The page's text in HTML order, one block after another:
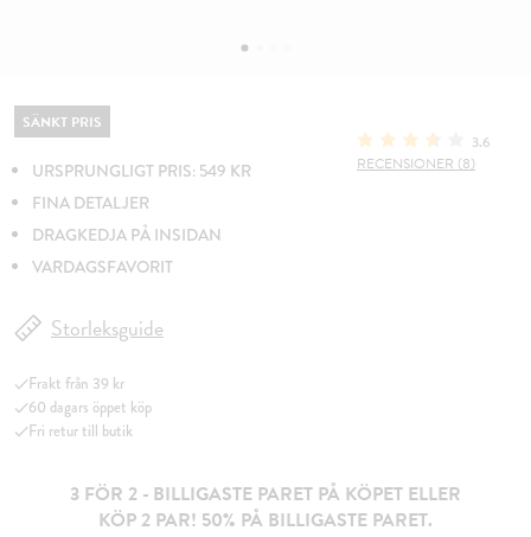
SÄNKT PRIS
URSPRUNGLIGT PRIS: 549 KR
FINA DETALJER
DRAGKEDJA PÅ INSIDAN
VARDAGSFAVORIT
3.6
RECENSIONER (8)
Storleksguide
Frakt från 39 kr
60 dagars öppet köp
Fri retur till butik
3 FÖR 2 - BILLIGASTE PARET PÅ KÖPET ELLER
KÖP 2 PAR! 50% PÅ BILLIGASTE PARET.